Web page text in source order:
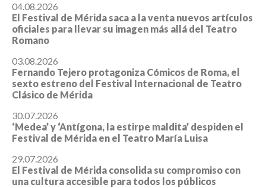
04.08.2026
El Festival de Mérida saca a la venta nuevos artículos
oficiales para llevar su imagen más allá del Teatro
Romano
03.08.2026
Fernando Tejero protagoniza Cómicos de Roma, el
sexto estreno del Festival Internacional de Teatro
Clásico de Mérida
30.07.2026
‘Medea’ y ‘Antígona, la estirpe maldita’ despiden el
Festival de Mérida en el Teatro María Luisa
29.07.2026
El Festival de Mérida consolida su compromiso con
una cultura accesible para todos los públicos